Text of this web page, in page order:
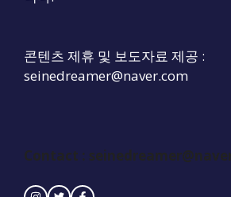
콘텐츠 제휴 및 보도자료 제공 :
seinedreamer@naver.com
Contact :